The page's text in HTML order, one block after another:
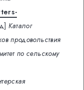
Каталог
продовольствия
по сельскому